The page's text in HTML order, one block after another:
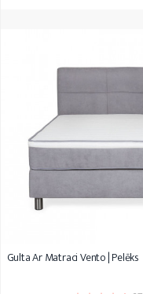
Gulta Ar Matraci Vento | Pelēks